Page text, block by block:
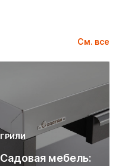
См. все
ГРИЛИ
Садовая мебель: